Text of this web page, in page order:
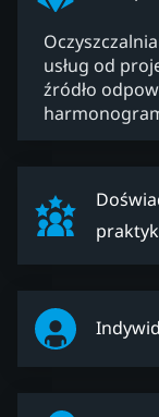
usług od
źródło